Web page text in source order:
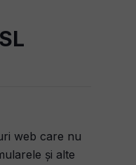
web care nu
și alte